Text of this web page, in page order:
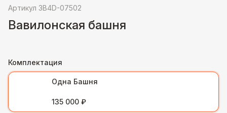
Артикул 3B4D-07502
Вавилонская башня
Комплектация
Одна Башня
135 000 ₽